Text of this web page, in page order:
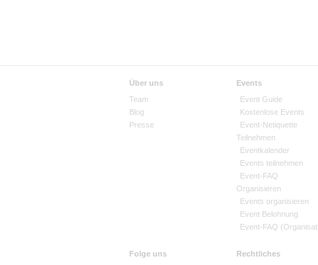
Über uns
Team
Blog
Presse
Events
Event Guide
Kostenlose Events
Event-Netiquette
Teilnehmen
Eventkalender
Events teilnehmen
Event-FAQ
Organisieren
Events organisieren
Event Belohnung
Event-FAQ
Folge uns Rechtliches